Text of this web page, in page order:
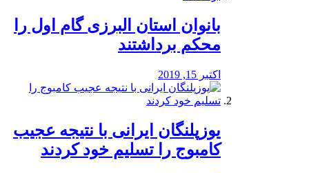
بانوان استان البرزی گام اول را
محكم برداشتند
اکتبر 15, 2019
یوزپلنگان ایرانی با نتیجه عجیب
کامبوج را تسلیم خود کردند